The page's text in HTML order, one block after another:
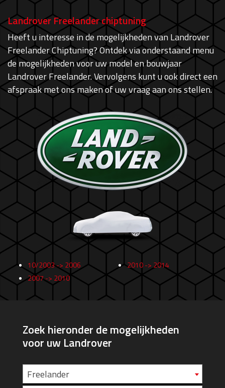
Landrover Freelander chiptuning
Heeft u interesse in de mogelijkheden van Landrover
Freelander Chiptuning? Ontdek via onderstaand menu
de mogelijkheden voor uw model en bouwjaar
Landrover Freelander. Vervolgens kunt u ook direct een
afspraak met ons maken of uw vraag aan ons stellen.
10/2003 -> 2006
2007 -> 2010
2010 -> 2014
Zoek hieronder de mogelijkheden
voor uw Landrover
Freelander